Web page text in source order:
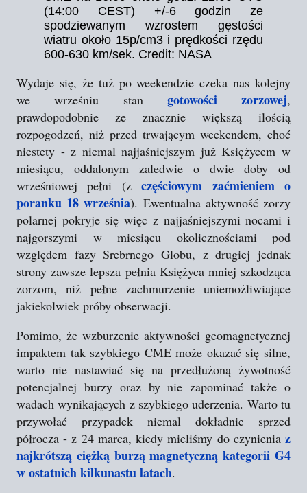
(14:00 CEST) +/-6 godzin ze
spodziewanym wzrostem gęstości
wiatru około 15p/cm3 i prędkości rzędu
600-630 km/sek. Credit: NASA
Wydaje się, że tuż po weekendzie czeka nas kolejny
we wrześniu stan gotowości zorzowej,
prawdopodobnie ze znacznie większą ilością
rozpogodzeń, niż przed trwającym weekendem, choć
niestety - z niemal najjaśniejszym już Księżycem w
miesiącu, oddalonym zaledwie o dwie doby od
wrześniowej pełni (zczęściowym zaćmieniem o
poranku 18 września). Ewentualna aktywność zorzy
polarnej pokryje się więc z najjaśniejszymi nocami i
najgorszymi w miesiącu okolicznościami pod
względem fazy Srebrnego Globu, z drugiej jednak
strony zawsze lepsza pełnia Księżyca mniej szkodząca
zorzom, niż pełne zachmurzenie uniemożliwiające
jakiekolwiek próby obserwacji.
Pomimo, że wzburzenie aktywności geomagnetycznej
impaktem tak szybkiego CME może okazać się silne,
warto nie nastawiać się na przedłużoną żywotność
potencjalnej burzy oraz by nie zapominać także o
wadach wynikających z szybkiego uderzenia. Warto tu
przywołać przypadek niemal dokładnie sprzed
półrocza - z 24 marca, kiedy mieliśmy do czynienia z
najkrótszą ciężką burzą magnetyczną kategorii G4
w ostatnich kilkunastu latach.